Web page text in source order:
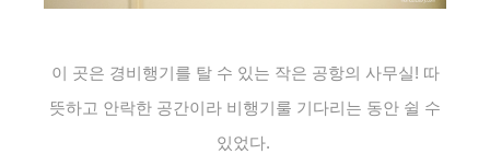
이 곳은 경비행기를 탈 수 있는 작은 공항의 사무실! 따
뜻하고 안락한 공간이라 비행기룰 기다리는 동안 쉴 수
있었다.